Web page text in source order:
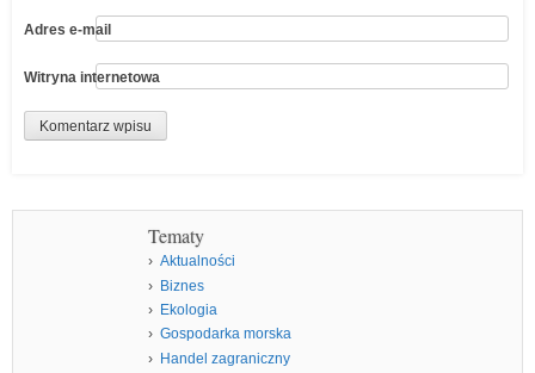
Adres e-mail
Witryna internetowa
Tematy
Aktualności
Biznes
Ekologia
Gospodarka morska
Handel zagraniczny